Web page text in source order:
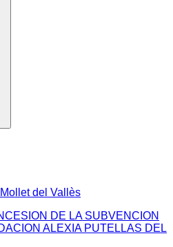
del Vallès
DE LA SUBVENCION
ALEXIA PUTELLAS DEL